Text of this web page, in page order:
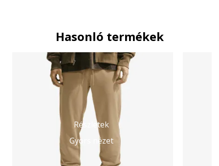
Hasonló termékek
Részletek
Gyors nézet